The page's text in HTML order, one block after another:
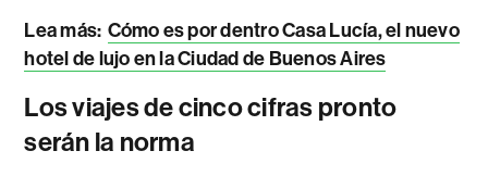
Lea más: Cómo es por dentro Casa Lucía, el nuevo
hotel de lujo en la Ciudad de Buenos Aires
Los viajes de cinco cifras pronto
serán la norma